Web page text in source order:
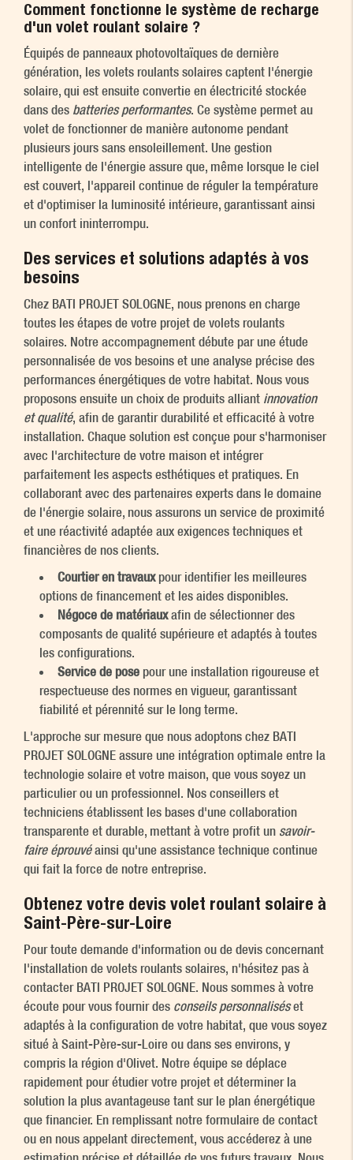
Comment fonctionne le système de recharge
d'un volet roulant solaire ?
Équipés de panneaux photovoltaïques de dernière
génération, les volets roulants solaires captent l'énergie
solaire, qui est ensuite convertie en électricité stockée
dans des batteries performantes. Ce système permet au
volet de fonctionner de manière autonome pendant
plusieurs jours sans ensoleillement. Une gestion
intelligente de l'énergie assure que, même lorsque le ciel
est couvert, l'appareil continue de réguler la température
et d'optimiser la luminosité intérieure, garantissant ainsi
un confort ininterrompu.
Des services et solutions adaptés à vos
besoins
Chez BATI PROJET SOLOGNE, nous prenons en charge
toutes les étapes de votre projet de volets roulants
solaires. Notre accompagnement débute par une étude
personnalisée de vos besoins et une analyse précise des
performances énergétiques de votre habitat. Nous vous
proposons ensuite un choix de produits alliant innovation
et qualité, afin de garantir durabilité et efficacité à votre
installation. Chaque solution est conçue pour s'harmoniser
avec l'architecture de votre maison et intégrer
parfaitement les aspects esthétiques et pratiques. En
collaborant avec des partenaires experts dans le domaine
de l'énergie solaire, nous assurons un service de proximité
et une réactivité adaptée aux exigences techniques et
financières de nos clients.
Courtier en travauxpour identifier les meilleures
options de financement et les aides disponibles.
Négoce de matériauxafin de sélectionner des
composants de qualité supérieure et adaptés à toutes
les configurations.
Service de pose pour une installation rigoureuse et
respectueuse des normes en vigueur, garantissant
fiabilité et pérennité sur le long terme.
L'approche sur mesure que nous adoptons chez BATI
PROJET SOLOGNE assure une intégration optimale entre la
technologie solaire et votre maison, que vous soyez un
particulier ou un professionnel. Nos conseillers et
techniciens établissent les bases d'une collaboration
transparente et durable, mettant à votre profit un savoir-
faire éprouvéainsi qu'une assistance technique continue
qui fait la force de notre entreprise.
Obtenez votre devis volet roulant solaire à
Saint-Père-sur-Loire
Pour toute demande d'information ou de devis concernant
l'installation de volets roulants solaires, n'hésitez pas à
contacter BATI PROJET SOLOGNE. Nous sommes à votre
écoute pour vous fournir des conseils personnaliséset
adaptés à la configuration de votre habitat, que vous soyez
situé à Saint-Père-sur-Loire ou dans ses environs, y
compris la région d'Olivet. Notre équipe se déplace
rapidement pour étudier votre projet et déterminer la
solution la plus avantageuse tant sur le plan énergétique
que financier. En remplissant notre formulaire de contact
ou en nous appelant directement, vous accéderez à une